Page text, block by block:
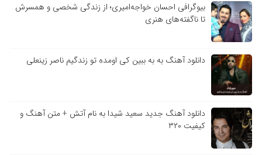
بیوگرافی احسان خواجه‌امیری؛ از زندگی شخصی و همسرش
تا ناگفته‌های هنری
دانلود آهنگ به به ببین کی اومده تو زندگیم ناصر زینعلی
دانلود آهنگ جدید سعید شیدا به نام آتش + متن آهنگ و
کیفیت ۳۲۰